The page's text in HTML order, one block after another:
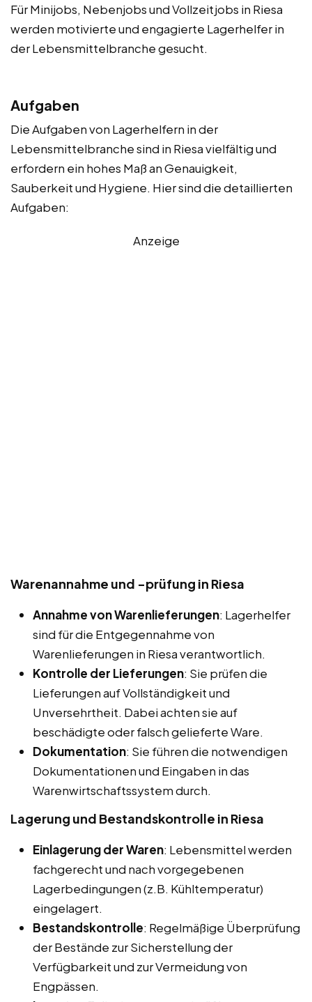
Für Minijobs, Nebenjobs und Vollzeitjobs in Riesa
werden motivierte und engagierte Lagerhelfer in
der Lebensmittelbranche gesucht.
Aufgaben
Die Aufgaben von Lagerhelfern in der
Lebensmittelbranche sind in Riesa vielfältig und
erfordern ein hohes Maß an Genauigkeit,
Sauberkeit und Hygiene. Hier sind die detaillierten
Aufgaben:
Anzeige
Warenannahme und -prüfung in Riesa
Annahme von Warenlieferungen: Lagerhelfer
sind für die Entgegennahme von
Warenlieferungen in Riesa verantwortlich.
Kontrolle der Lieferungen: Sie prüfen die
Lieferungen auf Vollständigkeit und
Unversehrtheit. Dabei achten sie auf
beschädigte oder falsch gelieferte Ware.
Dokumentation: Sie führen die notwendigen
Dokumentationen und Eingaben in das
Warenwirtschaftssystem durch.
Lagerung und Bestandskontrolle in Riesa
Einlagerung der Waren: Lebensmittel werden
fachgerecht und nach vorgegebenen
Lagerbedingungen (z.B. Kühltemperatur)
eingelagert.
Bestandskontrolle: Regelmäßige Überprüfung
der Bestände zur Sicherstellung der
Verfügbarkeit und zur Vermeidung von
Engpässen.